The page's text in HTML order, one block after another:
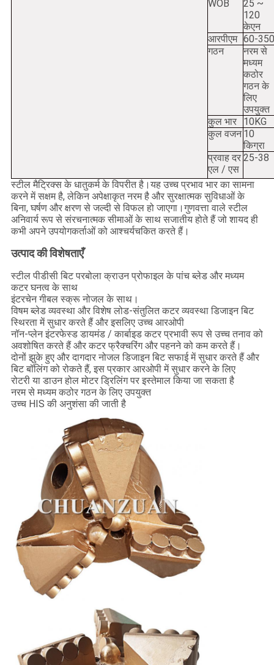
WOB
25 ~
120
केएन
आरपीएम 60-350
गठन
नरम से
मध्यम
कठोर
गठन के
लिए
उपयुक्त
कुल भार
10KG
कुल वजन 10
किग्रा
प्रवाह दर
एल / एस
25-38
स्टील मैट्रिक्स के धातुकर्म के विपरीत है।यह उच्च प्रभाव भार का सामना
करने में सक्षम है, लेकिन अपेक्षाकृत नरम है और सुरक्षात्मक सुविधाओं के
बिना, घर्षण और क्षरण से जल्दी से विफल हो जाएगा।गुणवत्ता वाले स्टील
अनिवार्य रूप से संरचनात्मक सीमाओं के साथ सजातीय होते हैं जो शायद ही
कभी अपने उपयोगकर्ताओं को आश्चर्यचकित करते हैं।
उत्पाद की विशेषताएँ
स्टील पीडीसी बिट परबोला क्राउन प्रोफाइल के पांच ब्लेड और मध्यम
कटर घनत्व के साथ
इंटरचेन गीबल स्क्रू नोजल के साथ।
विषम ब्लेड व्यवस्था और विशेष लोड-संतुलित कटर व्यवस्था डिजाइन बिट
स्थिरता में सुधार करते हैं और इसलिए उच्च आरओपी
नॉन-प्लेन इंटरफेस्ड डायमंड / कार्बाइड कटर प्रभावी रूप से उच्च तनाव को
अवशोषित करते हैं और कटर फ्रैक्चरिंग और पहनने को कम करते हैं।
दोनों झुके हुए और दागदार नोजल डिजाइन बिट सफाई में सुधार करते हैं और
बिट बॉलिंग को रोकते हैं, इस प्रकार आरओपी में सुधार करने के लिए
रोटरी या डाउन होल मोटर ड्रिलिंग पर इस्तेमाल किया जा सकता है
नरम से मध्यम कठोर गठन के लिए उपयुक्त
उच्च HIS की अनुशंसा की जाती है